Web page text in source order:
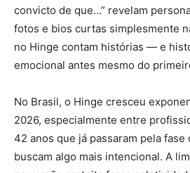
convicto de que…” revelam
fotos e bios curtas simplesmente
no Hinge contam histórias — e
emocional antes mesmo do
No Brasil, o Hinge cresceu
2026, especialmente entre
42 anos que já passaram pela fase
buscam algo mais intencional. A